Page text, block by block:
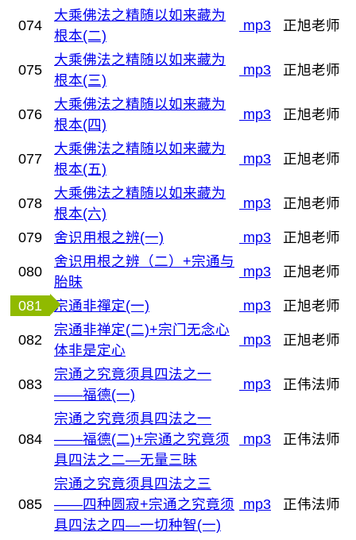
074
大乘佛法之精随以如来藏为
根本(二)
mp3 正旭老师
075
大乘佛法之精随以如来藏为
根本(三)
mp3 正旭老师
076
大乘佛法之精随以如来藏为
根本(四)
mp3 正旭老师
077
大乘佛法之精随以如来藏为
根本(五)
mp3 正旭老师
078
大乘佛法之精随以如来藏为
根本(六)
mp3 正旭老师
079 舍识用根之辨(一) mp3 正旭老师
080
舍识用根之辨（二）+宗通与
胎昧
mp3 正旭老师
081 宗通非禪定(一) mp3 正旭老师
082
宗通非禅定(二)+宗门无念心
体非是定心
mp3 正旭老师
083
宗通之究竟须具四法之一
——福德(一)
mp3 正伟法师
084
宗通之究竟须具四法之一
——福德(二)+宗通之究竟须
具四法之二—无量三昧
mp3 正伟法师
085
宗通之究竟须具四法之三
——四种圆寂+宗通之究竟须
具四法之四—一切种智(一)
mp3 正伟法师